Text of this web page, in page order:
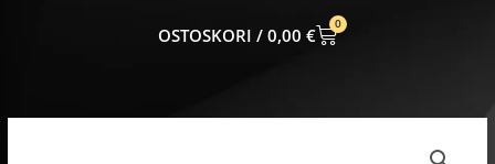
0,00 €
0
CART